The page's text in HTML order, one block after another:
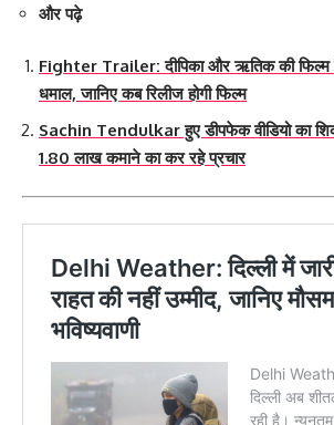
और पढ़े
Fighter Trailer: दीपिका और ऋतिक की फिल्म
धमाल, जानिए कब रिलीज होगी फिल्म
Sachin Tendulkar हुए डीपफेक वीडियो का
1.80 लाख कमाने का कर रहे प्रचार